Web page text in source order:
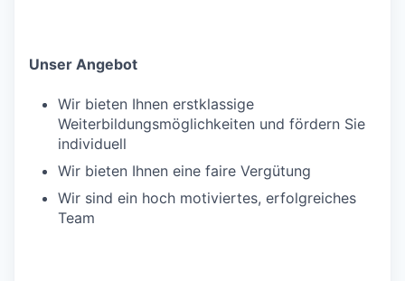
Unser Angebot
Wir bieten Ihnen erstklassige
Weiterbildungsmöglichkeiten und fördern Sie
individuell
Wir bieten Ihnen eine faire Vergütung
Wir sind ein hoch motiviertes, erfolgreiches
Team